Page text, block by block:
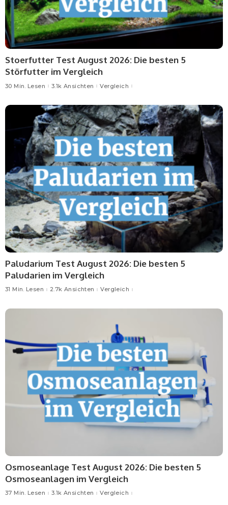
Stoerfutter Test August 2026: Die besten 5
Störfutter im Vergleich
30 Min. Lesen 3.1k Ansichten Vergleich
Paludarium Test August 2026: Die besten 5
Paludarien im Vergleich
31 Min. Lesen 2.7k Ansichten Vergleich
Osmoseanlage Test August 2026: Die besten 5
Osmoseanlagen im Vergleich
37 Min. Lesen 3.1k Ansichten Vergleich